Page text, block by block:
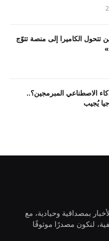
تتحول الكاميرا إلى منصة تتوّج
الاصطناعي المبرمجين؟..
يُجيب
بمصداقية وحيادية، مع
لنكون مصدرًا موثوقًا